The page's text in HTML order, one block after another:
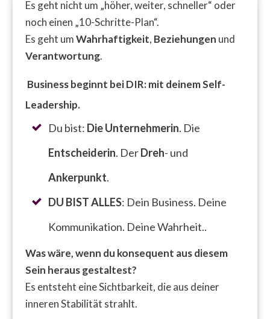
Es geht nicht um „höher, weiter, schneller“ oder
noch einen „10-Schritte-Plan“.
Es geht umWahrhaftigkeit, Beziehungen und
Verantwortung.
Business beginnt bei DIR: mit deinem Self-
Leadership.
Du bist: Die Unternehmerin. Die
Entscheiderin. DerDreh- und
Ankerpunkt.
DU BIST ALLES: Dein Business. Deine
Kommunikation. Deine Wahrheit..
Was wäre, wenn du konsequent aus diesem
Sein heraus gestaltest?
Es entsteht eine Sichtbarkeit, die aus deiner
inneren Stabilität strahlt.